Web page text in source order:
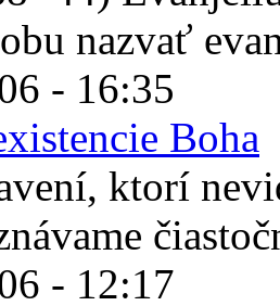
nazvať
- 16:35
Boha
ktorí
- 12:17